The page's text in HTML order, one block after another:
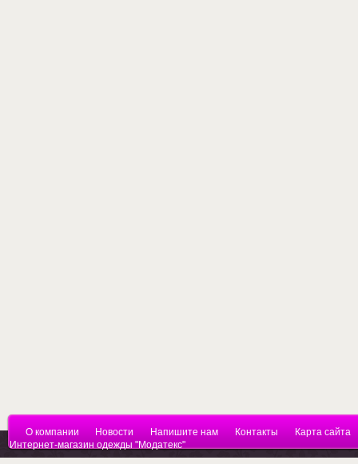
О компании Новости Напишите нам Контакты
Карта сайта
Интернет-магазин одежды "Модатекс"